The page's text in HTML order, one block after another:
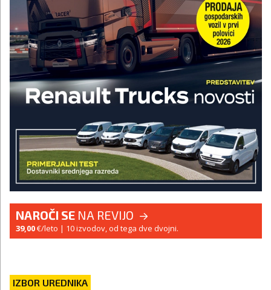
NAROČI SE NA REVIJO
39,00€/leto | 10 izvodov, od tega dve dvojni.
IZBOR UREDNIKA